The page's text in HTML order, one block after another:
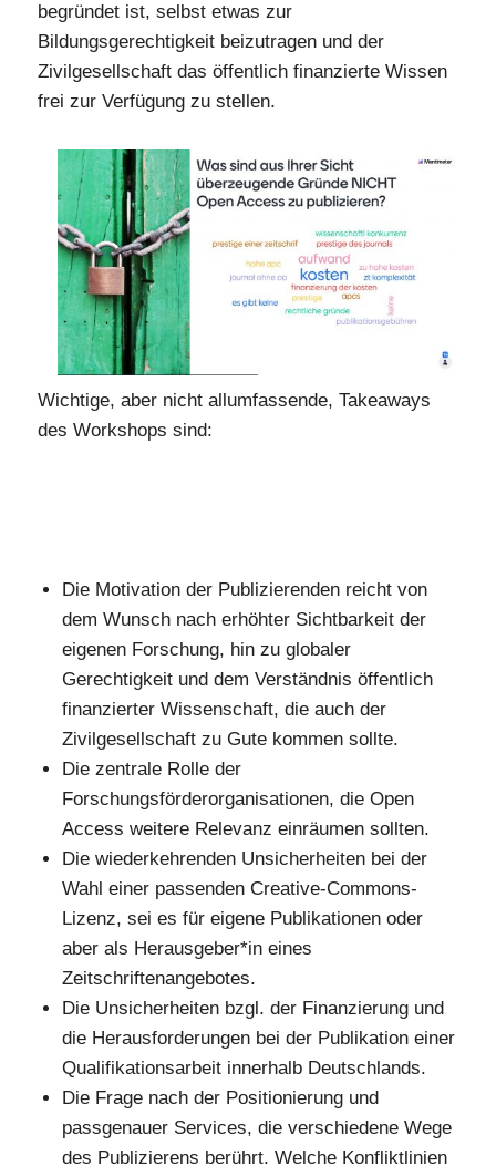
begründet ist, selbst etwas zur
Bildungsgerechtigkeit beizutragen und der
Zivilgesellschaft das öffentlich finanzierte Wissen
frei zur Verfügung zu stellen.
Wichtige, aber nicht allumfassende, Takeaways
des Workshops sind:
Die Motivation der Publizierenden reicht von
dem Wunsch nach erhöhter Sichtbarkeit der
eigenen Forschung, hin zu globaler
Gerechtigkeit und dem Verständnis öffentlich
finanzierter Wissenschaft, die auch der
Zivilgesellschaft zu Gute kommen sollte.
Die zentrale Rolle der
Forschungsförderorganisationen, die Open
Access weitere Relevanz einräumen sollten.
Die wiederkehrenden Unsicherheiten bei der
Wahl einer passenden Creative-Commons-
Lizenz, sei es für eigene Publikationen oder
aber als Herausgeber*in eines
Zeitschriftenangebotes.
Die Unsicherheiten bzgl. der Finanzierung und
die Herausforderungen bei der Publikation einer
Qualifikationsarbeit innerhalb Deutschlands.
Die Frage nach der Positionierung und
passgenauer Services, die verschiedene Wege
des Publizierens berührt. Welche Konfliktlinien